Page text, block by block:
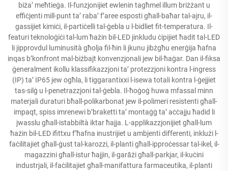
biża’ meħtieġa. Il-funzjonijiet ewlenin tagħmel illum briżżant u
effiċjenti mill-punt ta’ raba’ f’aree esposti għall-baħar tal-ajru, il-
gassijiet kimiċi, il-partiċelli tal-ġebla u l-bidliet fit-temperatura. Il-
featuri teknoloġiċi tal-lum ħażin bil-LED jinkludu ċipijiet ħadit tal-LED
li jipprovdul luminusità għolja fil-ħin li jkunu jibżgħu enerġija ħafna
inqas b’konfront mal-biżbajt konvenzjonali jew bil-ħaġar. Dan il-fiksa
ġeneralment ikollu klassifikazzjoni ta’ protezzjoni kontra l-ingress
(IP) ta’ IP65 jew ogħla, li tiggarantixxi l-isewa totali kontra l-ġejjiet
tas-silġ u l-penetrazzjoni tal-ġebla. Il-ħoġoġ huwa mfassal minn
materjali duraturi bħall-polikarbonat jew il-polimeri resistenti għall-
impaqt, spiss imrenewi b’braketti ta’ montaġġ ta’ aċċajju ħadid li
jwasslu għall-istabbiltà iktar ħajja. L-applikazzjonijiet għall-lum
ħażin bil-LED ifittxu f’ħafna inustrijiet u ambjenti differenti, inklużi l-
faċilitajiet għall-ġust tal-karozzi, il-planti għall-ipproċessar tal-ikel, il-
magazzini għall-istur ħajjin, il-garāżi għall-parkjar, il-kuċini
industrjali, il-faċilitajiet għall-manifattura farmaceutika, il-planti